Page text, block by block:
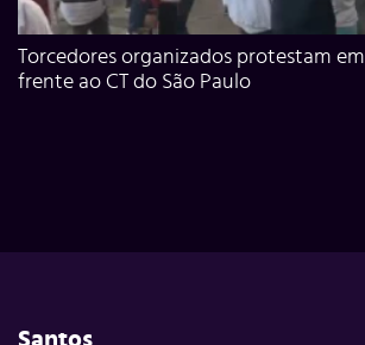
Torcedores organizados protestam em
frente ao CT do São Paulo
Santos